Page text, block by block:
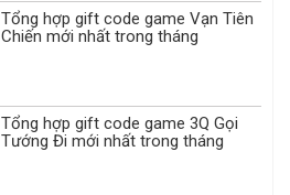
Tổng hợp gift code game Vạn Tiên
Chiến mới nhất trong tháng
Tổng hợp gift code game 3Q Gọi
Tướng Đi mới nhất trong tháng